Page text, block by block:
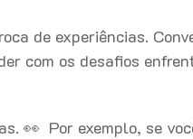
de experiências.
com os desafios
👀 Por exemplo, se